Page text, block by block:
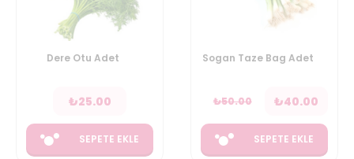
Dere Otu Adet
₺25.00
SEPETE EKLE
Sogan Taze Bag Adet
₺50.00 ₺40.00
SEPETE EKLE